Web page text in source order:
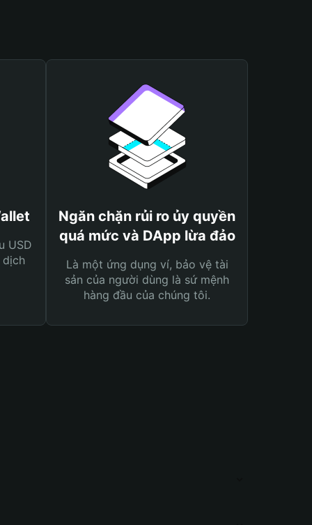
USD
Ngăn chặn rủi ro ủy quyền
quá mức và DApp lừa đảo
Là một ứng dụng ví, bảo vệ tài
sản của người dùng là sứ mệnh
hàng đầu của chúng tôi.